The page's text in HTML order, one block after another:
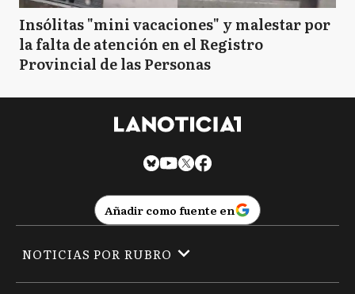
Insólitas "mini vacaciones" y malestar por
la falta de atención en el Registro
Provincial de las Personas
Añadir como fuente en
NOTICIAS POR RUBRO